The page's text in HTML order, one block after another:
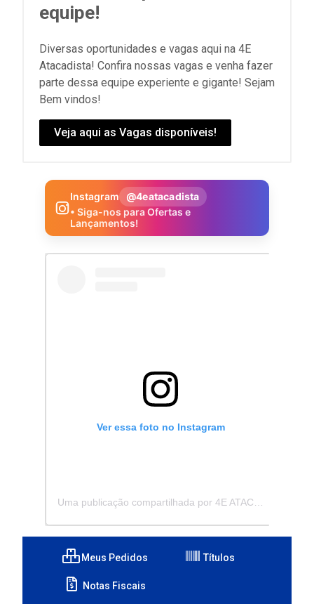
equipe!
Diversas oportunidades e vagas aqui na 4E
Atacadista! Confira nossas vagas e venha fazer
parte dessa equipe experiente e gigante! Sejam
Bem vindos!
Veja aqui as Vagas disponíveis!
Instagram
@4eatacadista
• Siga-nos para Ofertas e
Lançamentos!
Ver essa foto no Instagram
Meus Pedidos Títulos
Notas Fiscais